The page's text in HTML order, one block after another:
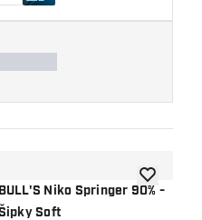
přání
BULL'S Niko Springer 90% -
Soft
Přidat do